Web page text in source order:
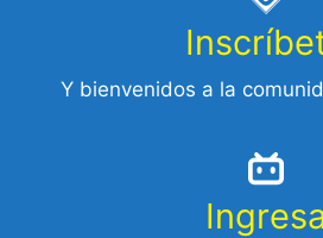
Y bienvenidos a la